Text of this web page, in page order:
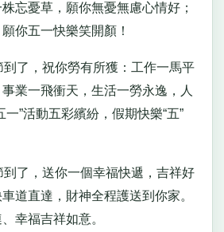
忘憂草，願你無憂無慮心情好；
你五一快樂笑開顏！
了，祝你勞有所獲：工作一馬平
業一飛衝天，生活一勞永逸，人
”活動五彩繽紛，假期快樂“五”
了，送你一個幸福快遞，吉祥好
道直達，財神全程護送到你家。
幸福吉祥如意。